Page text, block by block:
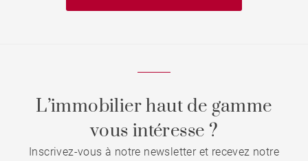
L’immobilier haut de gamme
vous intéresse ?
Inscrivez-vous à notre newsletter et recevez notre